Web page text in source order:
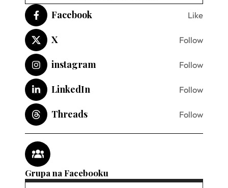
Facebook Like
X Follow
instagram Follow
LinkedIn Follow
Threads Follow
Grupa na Facebooku